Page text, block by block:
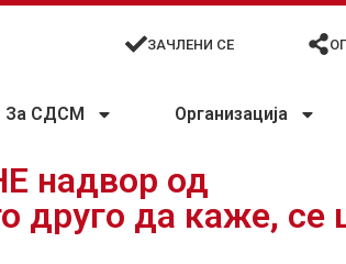
ЗАЧЛЕНИ СЕ
За СДСМ Организација
надвор од
друго да каже, се